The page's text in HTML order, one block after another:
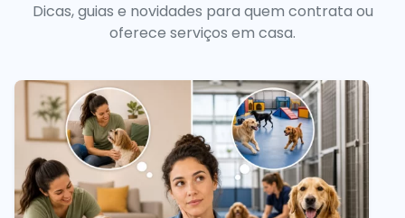
Dicas, guias e novidades para quem contrata ou
oferece serviços em casa.